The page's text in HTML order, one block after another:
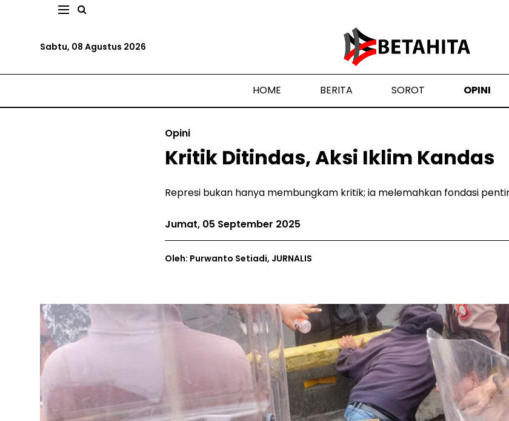
Sabtu, 08 Agustus 2026
HOME BERITA SOROT OPINI
Opini
Kritik Ditindas, Aksi Iklim Kandas
Represi bukan hanya membungkam kritik; ia melemahkan fondasi
Jumat, 05 September 2025
Oleh: Purwanto Setiadi, JURNALIS